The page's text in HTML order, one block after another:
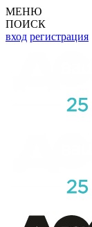
МЕНЮ
ПОИСК
вход регистрация